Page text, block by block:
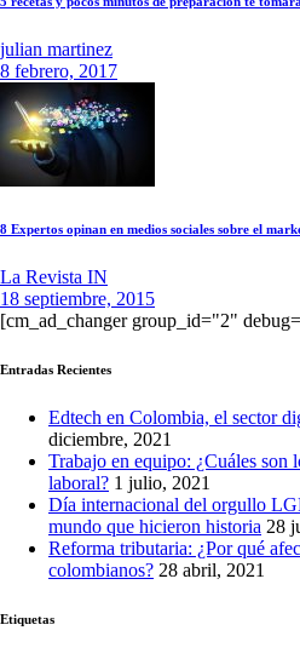
julian martinez
8 febrero, 2017
8 Expertos opinan en medios sociales sobre el
La Revista IN
18 septiembre, 2015
[cm_ad_changer group_id="2"
Entradas Recientes
Edtech en Colombia, el sector
diciembre, 2021
Trabajo en equipo: ¿Cuáles son
laboral? 1 julio, 2021
Día internacional del orgullo
mundo que hicieron historia 28
Reforma tributaria: ¿Por qué
colombianos? 28 abril, 2021
Etiquetas